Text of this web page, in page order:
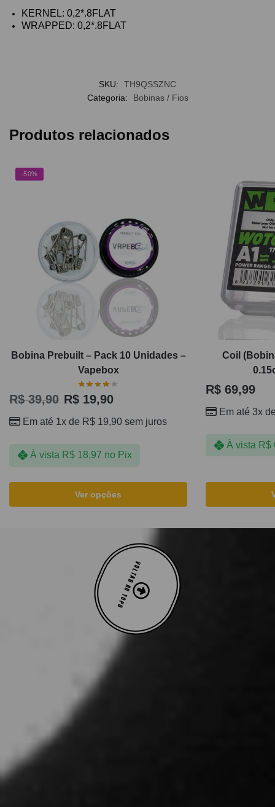
KERNEL: 0,2*.8FLAT
WRAPPED: 0,2*.8FLAT
SKU:
TH9QSSZNC
Categoria:
Bobinas / Fios
Produtos relacionados
-50%
Bobina Prebuilt – Pack 10 Unidades –
Vapebox
R$39,90 R$ 19,90
Em até 1x de R$ 19,90 sem juros
À vista R$18,97 no Pix
Ver opções
Coil
R$ 69,99
Em até 3x
À vista R$
VOLTAR AO TOPO